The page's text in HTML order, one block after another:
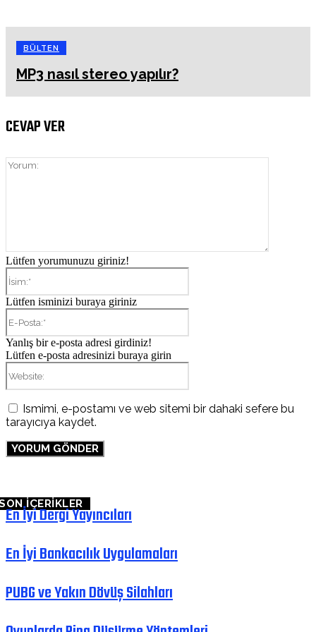
BÜLTEN
MP3 nasıl stereo yapılır?
CEVAP VER
Lütfen yorumunuzu giriniz!
Lütfen isminizi buraya giriniz
Yanlış bir e-posta adresi girdiniz!
Lütfen e-posta adresinizi buraya girin
Ismimi, e-postamı ve web sitemi bir dahaki sefere bu
tarayıcıya kaydet.
İÇERİKLER
En İyi Dergi Yayıncıları
En İyi Bankacılık Uygulamaları
PUBG ve Yakın Dövüş Silahları